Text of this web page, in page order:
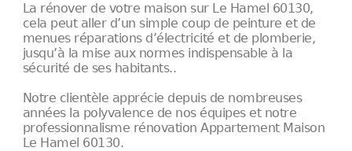
La rénover de votre maison sur Le Hamel 60130,
cela peut aller d’un simple coup de peinture et de
menues réparations d’électricité et de plomberie,
jusqu’à la mise aux normes indispensable à la
sécurité de ses habitants..
Notre clientèle apprécie depuis de nombreuses
années la polyvalence de nos équipes et notre
professionnalisme rénovation Appartement Maison
Le Hamel 60130.